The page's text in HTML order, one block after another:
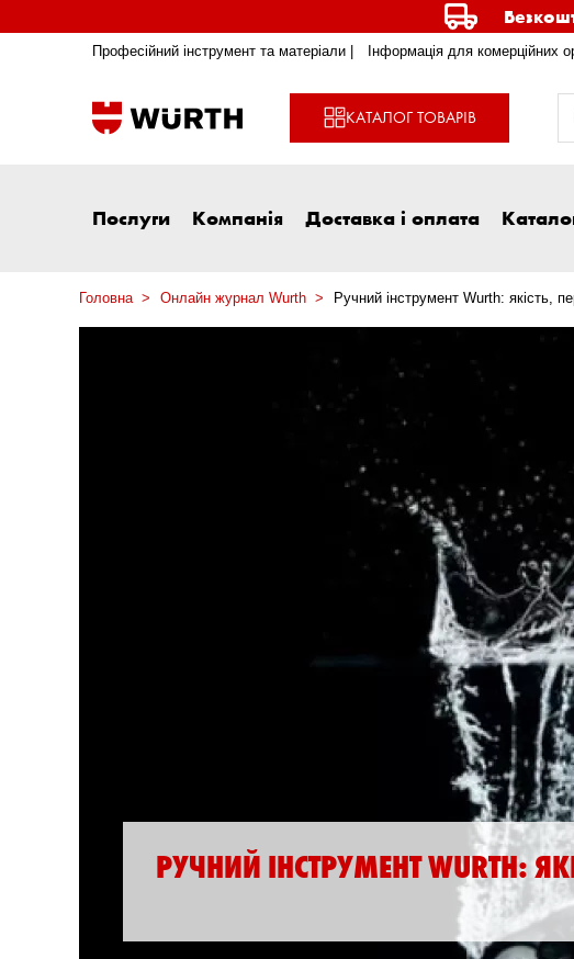
Професійний інструмент та матеріали | Інформація для комерційних
КАТАЛОГ ТОВАРІВ
Послуги Компанія Доставка і оплата
Головна Онлайн журнал Wurth Ручний інструмент Wurth: якість,
РУЧНИЙ ІНСТРУМЕНТ WURTH: